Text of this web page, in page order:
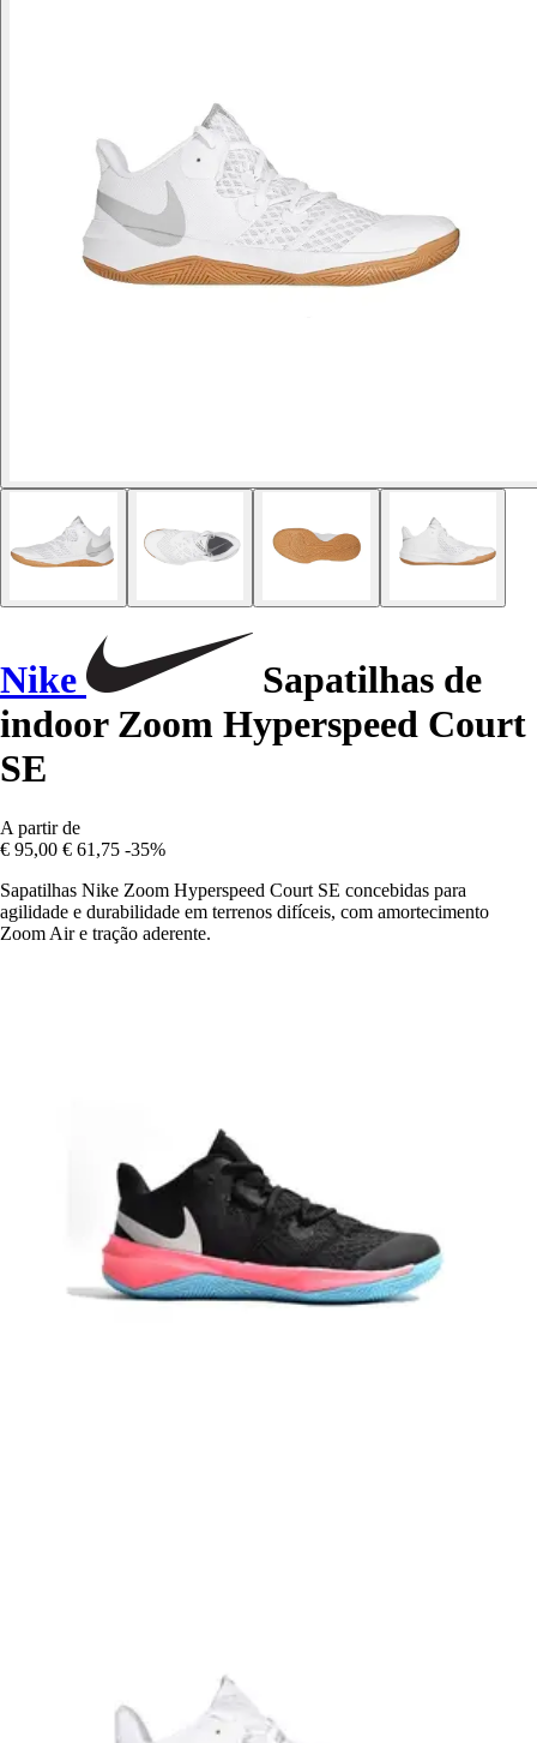
Nike
Sapatilhas de
indoor Zoom Hyperspeed Court
SE
A partir de
€ 95,00 € 61,75 -35%
Sapatilhas Nike Zoom Hyperspeed Court SE concebidas para
agilidade e durabilidade em terrenos difíceis, com amortecimento
Zoom Air e tração aderente.